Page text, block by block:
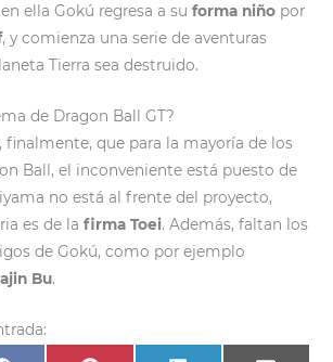
ella Gokú regresa a suforma niño por
, y comienza una serie de aventuras
Tierra sea destruido.
de Dragon Ball GT?
finalmente, que para la mayoría de los
Ball, el inconveniente está puesto de
no está al frente del proyecto,
es de lafirma Toei. Además, faltan los
de Gokú, como por ejemplo
Bu.